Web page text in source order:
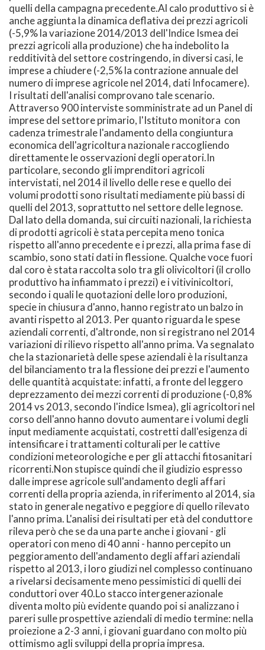
quelli della campagna precedente.Al calo produttivo si è
anche aggiunta la dinamica deflativa dei prezzi agricoli
(-5,9% la variazione 2014/2013 dell'Indice Ismea dei
prezzi agricoli alla produzione) che ha indebolito la
redditività del settore costringendo, in diversi casi, le
imprese a chiudere (-2,5% la contrazione annuale del
numero di imprese agricole nel 2014, dati Infocamere).
I risultati dell'analisi comprovano tale scenario.
Attraverso 900 interviste somministrate ad un Panel di
imprese del settore primario, l'Istituto monitora con
cadenza trimestrale l'andamento della congiuntura
economica dell'agricoltura nazionale raccogliendo
direttamente le osservazioni degli operatori.In
particolare, secondo gli imprenditori agricoli
intervistati, nel 2014 il livello delle rese e quello dei
volumi prodotti sono risultati mediamente più bassi di
quelli del 2013, soprattutto nel settore delle legnose.
Dal lato della domanda, sui circuiti nazionali, la richiesta
di prodotti agricoli è stata percepita meno tonica
rispetto all'anno precedente e i prezzi, alla prima fase di
scambio, sono stati dati in flessione. Qualche voce fuori
dal coro è stata raccolta solo tra gli olivicoltori (il crollo
produttivo ha infiammato i prezzi) e i vitivinicoltori,
secondo i quali le quotazioni delle loro produzioni,
specie in chiusura d'anno, hanno registrato un balzo in
avanti rispetto al 2013. Per quanto riguarda le spese
aziendali correnti, d'altronde, non si registrano nel 2014
variazioni di rilievo rispetto all'anno prima. Va segnalato
che la stazionarietà delle spese aziendali è la risultanza
del bilanciamento tra la flessione dei prezzi e l'aumento
delle quantità acquistate: infatti, a fronte del leggero
deprezzamento dei mezzi correnti di produzione (-0,8%
2014 vs 2013, secondo l'indice Ismea), gli agricoltori nel
corso dell'anno hanno dovuto aumentare i volumi degli
input mediamente acquistati, costretti dall'esigenza di
intensificare i trattamenti colturali per le cattive
condizioni meteorologiche e per gli attacchi fitosanitari
ricorrenti.Non stupisce quindi che il giudizio espresso
dalle imprese agricole sull'andamento degli affari
correnti della propria azienda, in riferimento al 2014, sia
stato in generale negativo e peggiore di quello rilevato
l'anno prima. L'analisi dei risultati per età del conduttore
rileva però che se da una parte anche i giovani - gli
operatori con meno di 40 anni - hanno percepito un
peggioramento dell'andamento degli affari aziendali
rispetto al 2013, i loro giudizi nel complesso continuano
a rivelarsi decisamente meno pessimistici di quelli dei
conduttori over 40.Lo stacco intergenerazionale
diventa molto più evidente quando poi si analizzano i
pareri sulle prospettive aziendali di medio termine: nella
proiezione a 2-3 anni, i giovani guardano con molto più
ottimismo agli sviluppi della propria impresa.